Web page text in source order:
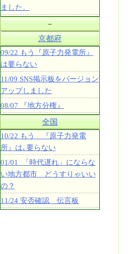
ました。
－
京都府
09/22 もう『原子力発電所』
は要らない
11/09 SNS掲示板をバージョン
アップしました
08/07 『地方分権』
全国
10/22 もう 『原子力発電
所』は､要らない
01/01 「時代遅れ」にならな
い地方都市 どうすりゃいい
の？
11/24 安否確認 伝言板